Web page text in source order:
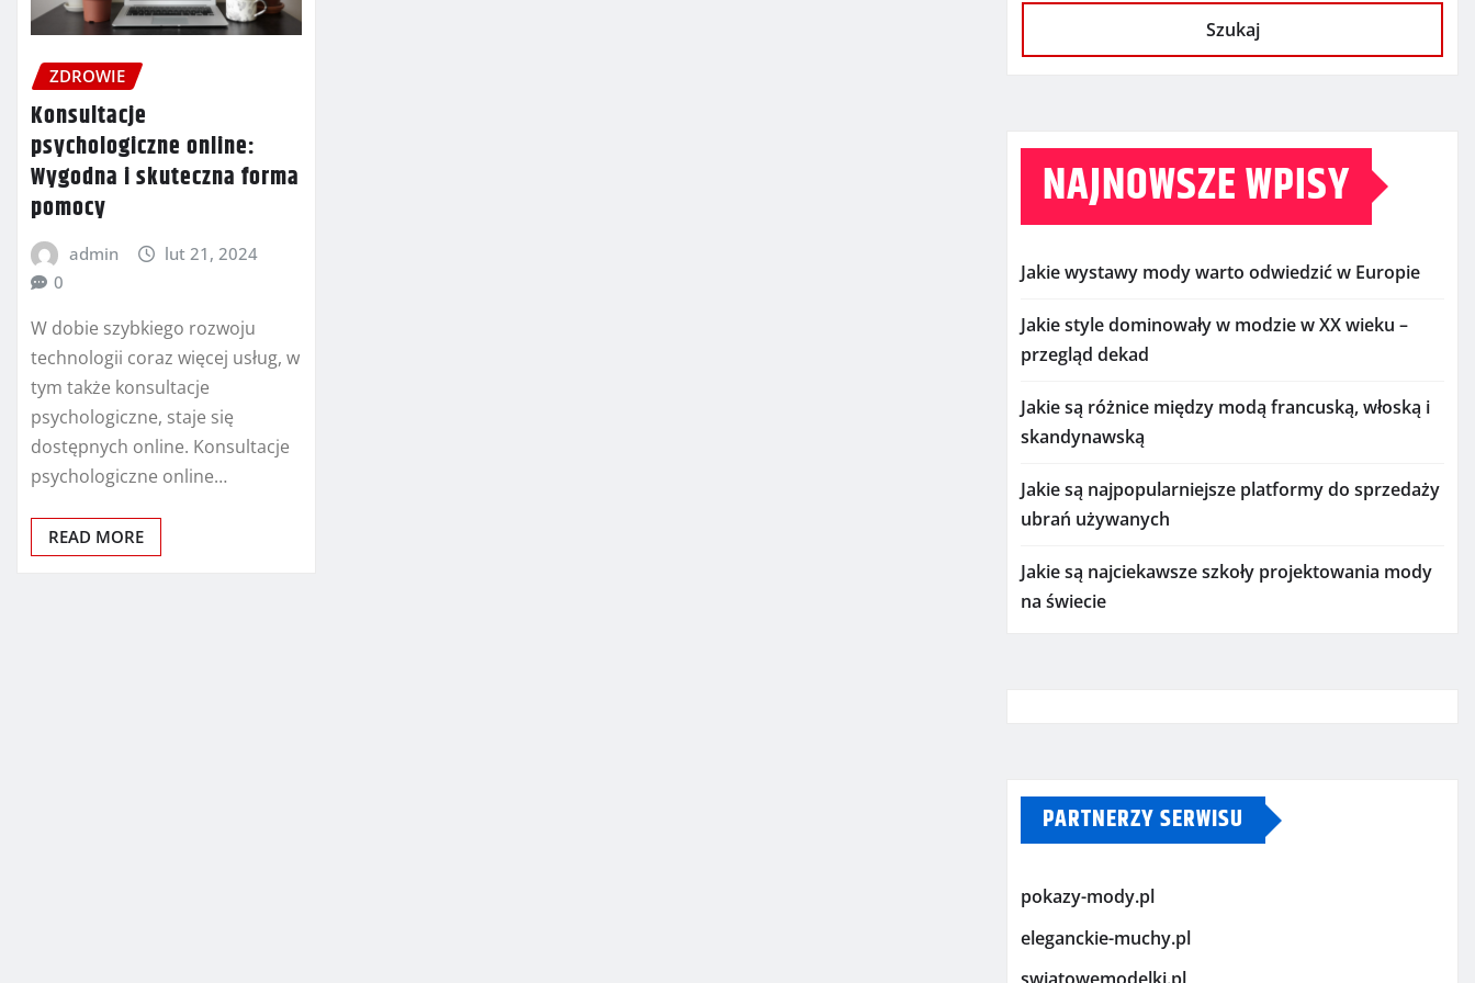
ZDROWIE
Konsultacje
psychologiczne online:
Wygodna i skuteczna forma
pomocy
admin
lut 21, 2024
0
W dobie szybkiego rozwoju
technologii coraz więcej usług, w
tym także konsultacje
psychologiczne, staje się
dostępnych online. Konsultacje
psychologiczne online…
READ MORE
Szukaj
NAJNOWSZE WPISY
Jakie wystawy mody warto odwiedzić w Europie
Jakie style dominowały w modzie w XX wieku –
przegląd dekad
Jakie są różnice między modą francuską, włoską i
skandynawską
Jakie są najpopularniejsze platformy do sprzedaży
ubrań używanych
Jakie są najciekawsze szkoły projektowania mody
na świecie
PARTNERZY SERWISU
pokazy-mody.pl
eleganckie-muchy.pl